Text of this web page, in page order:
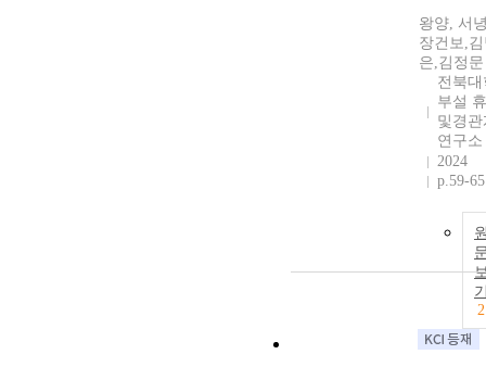
왕양, 서
장건보,
은,김정문
전북
부설
및경
연구소
2024
p.59-65
2